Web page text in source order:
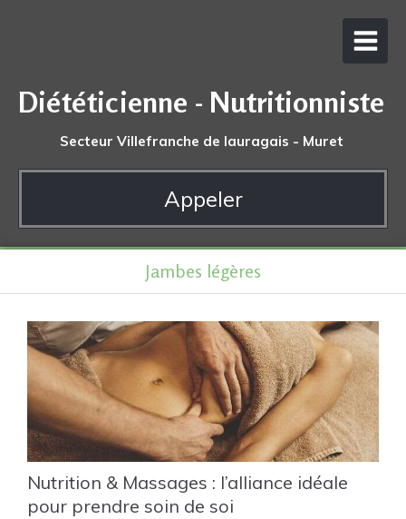
Diététicienne - Nutritionniste
Secteur Villefranche de lauragais - Muret
Appeler
Jambes légères
Nutrition & Massages : l’alliance idéale
pour prendre soin de soi